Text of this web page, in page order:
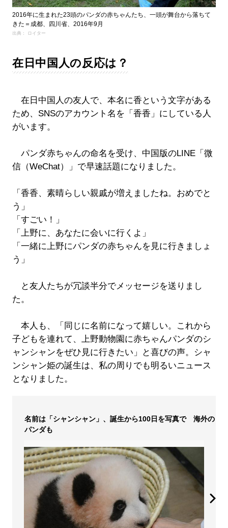
2016年に生まれた23頭のパンダの赤ちゃんたち、一頭が舞台から落ちて
きた＝成都、四川省、2016年9月
出典： ロイター
在日中国人の反応は？
在日中国人の友人で、本名に香という文字がある
ため、SNSのアカウント名を「香香」にしている人
がいます。
パンダ赤ちゃんの命名を受け、中国版のLINE「微
信（WeChat）」で早速話題になりました。
「香香、素晴らしい親戚が増えましたね。おめでと
う」
「すごい！」
「上野に、あなたに会いに行くよ」
「一緒に上野にパンダの赤ちゃんを見に行きましょ
う」
と友人たちが冗談半分でメッセージを送りまし
た。
本人も、「同じに名前になって嬉しい。これから
子どもを連れて、上野動物園に赤ちゃんパンダのシ
ャンシャンをぜひ見に行きたい」と喜びの声。シャ
ンシャン姫の誕生は、私の周りでも明るいニュース
となりました。
名前は「シャンシャン」、誕生から100日を写真で 海外の
パンダも